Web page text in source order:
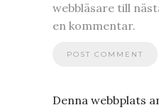
webbläsare till
en kommentar.
Denna webbplats